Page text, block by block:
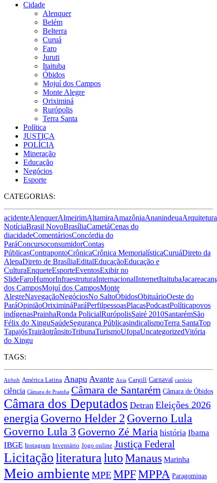
Cidade
Alenquer
Belém
Belterra
Curuá
Faro
Juruti
Itaituba
Óbidos
Mojuí dos Campos
Monte Alegre
Oriximiná
Rurópolis
Terra Santa
Política
JUSTIÇA
POLÍCIA
Mineração
Educação
Negócios
Esporte
CATEGORIAS:
acidenteAlenquerAlmeirimAltamiraAmazôniaAnanindeuaArquitetura
NotíciaBrasil NovoBrasíliaCametáCenas do
diacidadeComentáriosConcórdia do
ParáConcursoconsumidorContas
PúblicasContrapontoCrônicaCrônica MemorialísticaCuruáDireto da
AlepaDireto de BrasíliaEditalEducaçãoEducação e
CulturaEnqueteEsporteEventosExibir no
SlideFaroHumorInfraestruturaInternacionalInternetItaituba
dos CamposMojuí dos CamposMonte
AlegreNavegaçãoNegóciosNo SaltoÓbidosObituárioOeste do
ParáOpiniãoOriximináParáPerfilpessoasPlacasPodcastPolíticapovos
indígenasPrainhaRonda PolicialRurópolisSairé 2010SantarémSão
Félix do XinguSaúdeSegurança PúblicasindicalismoTerra SantaTop
TapajósTrairãotrânsitoTribunaTurismoUfopaUncategorizedVitória
do Xingu
TAGS:
Airbnb América Latina Anapu Avante Axia Cargill Carnaval cartório
ciência Câmara de Prainha Câmara de Santarém Câmara de Óbidos
Câmara dos Deputados Detran Eleições 2026
energia Governo Helder 2 Governo Lula
Governo Lula 3 Governo Zé Maria história Ibama
IBGE Instagram Inventário Jogo online Justiça Federal
LicitaçãoliteraturalutoManaus Marinha
Meio ambiente MPEMPFMPPA Paragominas